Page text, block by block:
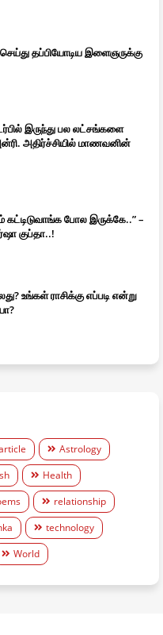
தப்பியோடிய இளைஞருக்கு
இருந்து பல லட்சங்களை
அதிர்ச்சியில் மாணவனின்
கட்டிடுவாங்க போல இருக்கே..” –
குப்தா..!
உங்கள் ராசிக்கு எப்படி என்று
Astrology
Health
relationship
technology
World